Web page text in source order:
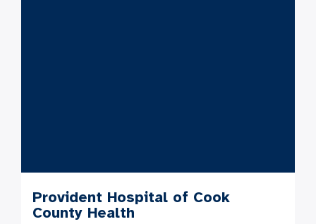
Provident Hospital of Cook
County Health